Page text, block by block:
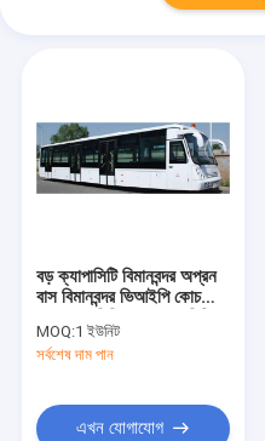
বড় ক্যাপাসিটি বিমানবন্দর অপ্রন
বাস বিমানবন্দর ভিআইপি কোচ
3178 মিমি
MOQ:1 ইউনিট
সর্বশেষ দাম পান
এখন যোগাযোগ